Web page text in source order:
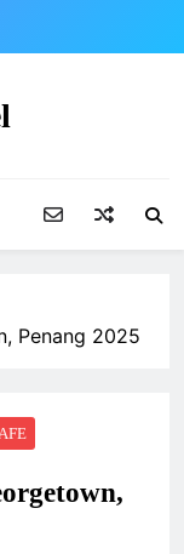
Penang 2025